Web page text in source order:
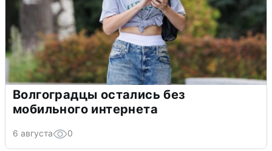
Волгоградцы остались без
мобильного интернета
6 августа 0